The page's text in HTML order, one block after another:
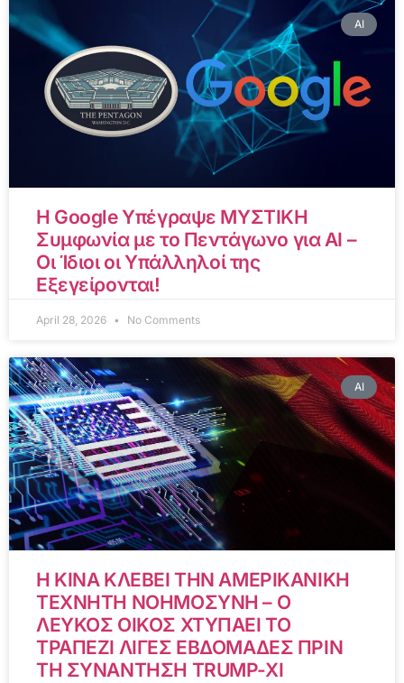
AI
Η Google Υπέγραψε ΜΥΣΤΙΚΗ
Συμφωνία με το Πεντάγωνο για AI –
Οι Ίδιοι οι Υπάλληλοί της
Εξεγείρονται!
April 28, 2026 No Comments
AI
Η ΚΙΝΑ ΚΛΕΒΕΙ ΤΗΝ ΑΜΕΡΙΚΑΝΙΚΗ
ΤΕΧΝΗΤΗ ΝΟΗΜΟΣΥΝΗ – Ο
ΛΕΥΚΟΣ ΟΙΚΟΣ ΧΤΥΠΑΕΙ ΤΟ
ΤΡΑΠΕΖΙ ΛΙΓΕΣ ΕΒΔΟΜΑΔΕΣ ΠΡΙΝ
ΤΗ ΣΥΝΑΝΤΗΣΗ TRUMP-XI